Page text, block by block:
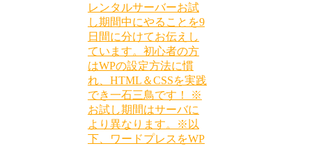
レンタルサーバーお試
し期間中にやることを9
日間に分けてお伝えし
ています。初心者の方
はWPの設定方法に慣
れ、HTML＆CSSを実践
でき一石三鳥です！ ※
お試し期間はサーバに
より異なります。※以
下、ワードプレスをWP